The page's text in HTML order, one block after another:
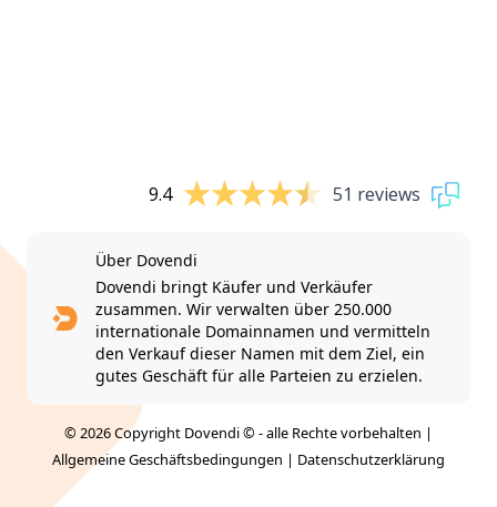
9.4 51 reviews
Über Dovendi
Dovendi bringt Käufer und Verkäufer
zusammen. Wir verwalten über 250.000
internationale Domainnamen und vermitteln
den Verkauf dieser Namen mit dem Ziel, ein
gutes Geschäft für alle Parteien zu erzielen.
© 2026 Copyright Dovendi © - alle Rechte vorbehalten |
Allgemeine Geschäftsbedingungen | Datenschutzerklärung